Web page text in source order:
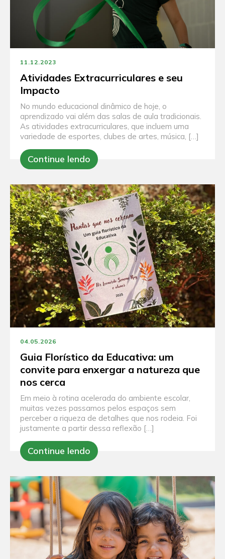
11.12.2023
Atividades Extracurriculares e seu
Impacto
No mundo educacional dinâmico de hoje, o
aprendizado vai além das salas de aula tradicionais.
As atividades extracurriculares, que incluem uma
variedade de esportes, clubes de artes, música, […]
Continue lendo
04.05.2026
Guia Florístico da Educativa: um
convite para enxergar a natureza que
nos cerca
Em meio à rotina acelerada do ambiente escolar,
muitas vezes passamos pelos espaços sem
perceber a riqueza de detalhes que nos rodeia. Foi
justamente a partir dessa reflexão […]
Continue lendo